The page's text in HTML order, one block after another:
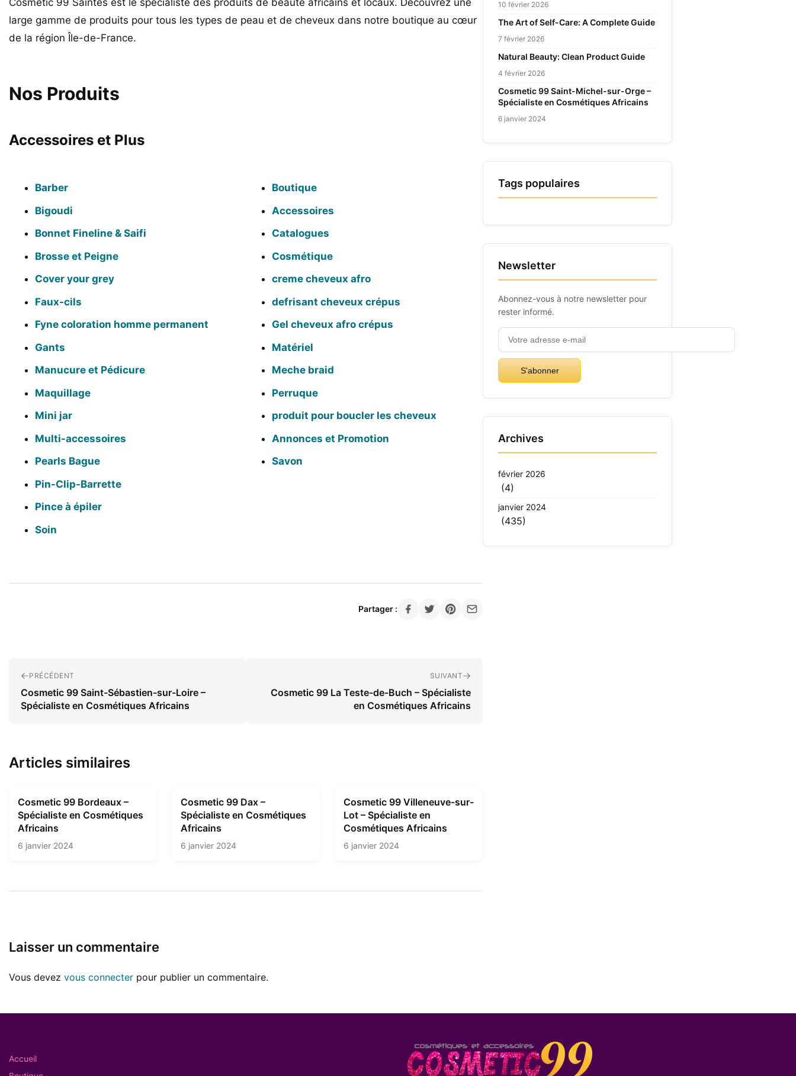
Cosmetic 99 Saintes est le spécialiste des produits de beauté africains et locaux. Découvrez une
large gamme de produits pour tous les types de peau et de cheveux dans notre boutique au cœur
de la région Île-de-France.
Nos Produits
Accessoires et Plus
Barber
Bigoudi
Bonnet Fineline & Saifi
Brosse et Peigne
Cover your grey
Faux-cils
Fyne coloration homme permanent
Gants
Manucure et Pédicure
Maquillage
Mini jar
Multi-accessoires
Pearls Bague
Pin-Clip-Barrette
Pince à épiler
Soin
Boutique
Accessoires
Catalogues
Cosmétique
creme cheveux afro
defrisant cheveux crépus
Gel cheveux afro crépus
Matériel
Meche braid
Perruque
produit pour boucler les cheveux
Annonces et Promotion
Savon
Partager :
PRÉCÉDENT
Cosmetic 99 Saint-Sébastien-sur-Loire –
Spécialiste en Cosmétiques Africains
SUIVANT
Cosmetic 99 La Teste-de-Buch – Spécialiste
en Cosmétiques Africains
Articles similaires
Cosmetic 99 Bordeaux –
Spécialiste en Cosmétiques
Africains
6 janvier 2024
Cosmetic 99 Dax –
Spécialiste en Cosmétiques
Africains
6 janvier 2024
Cosmetic 99 Villeneuve-sur-
Lot – Spécialiste en
Cosmétiques Africains
6 janvier 2024
Laisser un commentaire
Vous devez vous connecter pour publier un commentaire.
10 février 2026
The Art of Self-Care: A Complete Guide
7 février 2026
Natural Beauty: Clean Product Guide
4 février 2026
Cosmetic 99 Saint-Michel-sur-Orge –
Spécialiste en Cosmétiques Africains
6 janvier 2024
Tags populaires
Newsletter
Abonnez-vous à notre newsletter pour
rester informé.
S'abonner
Archives
février 2026
(4)
janvier 2024
(435)
Accueil